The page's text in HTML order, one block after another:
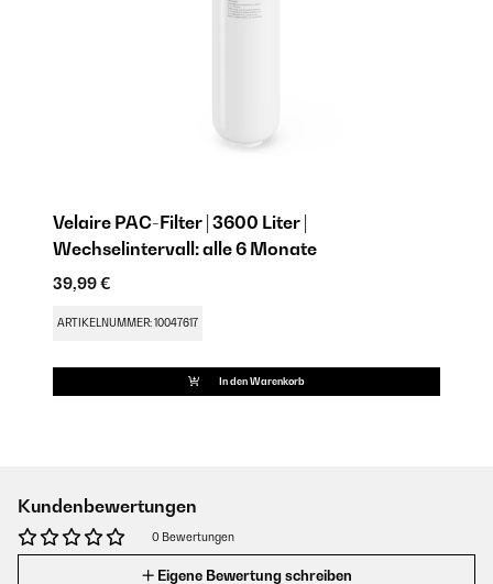
Velaire PAC-Filter | 3600 Liter |
Wechselintervall: alle 6 Monate
39,99 €
ARTIKELNUMMER: 10047617
In den Warenkorb
Kundenbewertungen
0 Bewertungen
Eigene Bewertung schreiben